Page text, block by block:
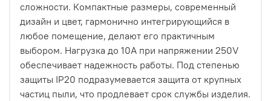
сложности. Компактные размеры, современный
дизайн и цвет, гармонично интегрирующийся в
любое помещение, делают его практичным
выбором. Нагрузка до 10A при напряжении 250V
обеспечивает надежность работы. Под степенью
защиты IP20 подразумевается защита от крупных
частиц пыли, что продлевает срок службы изделия.